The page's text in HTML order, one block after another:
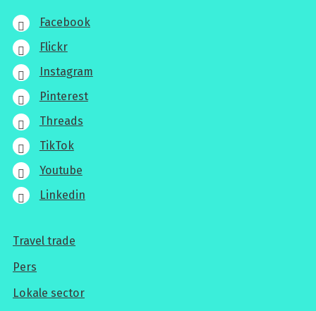
Facebook
Flickr
Instagram
Pinterest
Threads
TikTok
Youtube
Linkedin
Voor
professionals
Travel trade
Pers
Lokale sector